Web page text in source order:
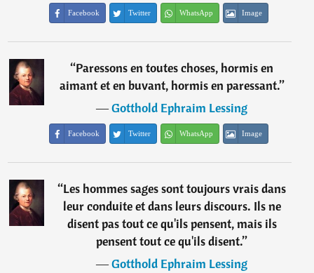
Facebook Twitter WhatsApp Image
“Paressons en toutes choses, hormis en
aimant et en buvant, hormis en paressant.”
―Gotthold Ephraim Lessing
Facebook Twitter WhatsApp Image
“Les hommes sages sont toujours vrais dans
leur conduite et dans leurs discours. Ils ne
disent pas tout ce qu'ils pensent, mais ils
pensent tout ce qu'ils disent.”
―Gotthold Ephraim Lessing